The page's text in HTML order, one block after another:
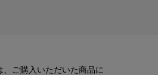
、ご購入いただいた商品に